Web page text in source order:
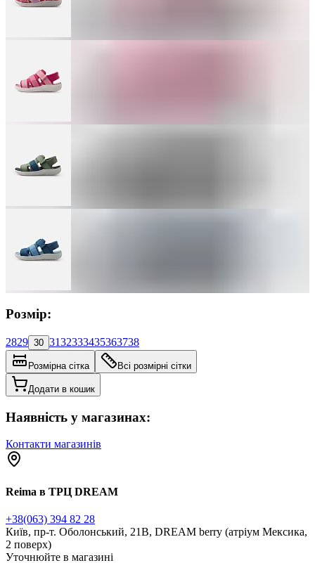
Розмір:
2829 30 3132333435363738
Розмірна сітка Всі розмірні сітки
Додати в кошик
Наявність у магазинах:
Контакти магазинів
Reima в ТРЦ DREAM
+38(063) 394 82 28
Київ, пр-т. Оболонський, 21В, DREAM berry (атріум Мексика,
2 поверх)
Уточнюйте в магазині